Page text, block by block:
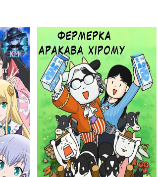
148
Переглядів